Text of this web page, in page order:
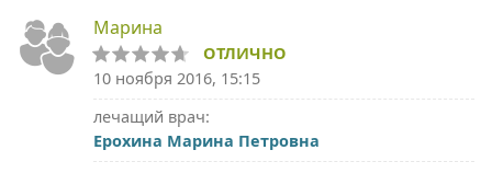
Марина
ОТЛИЧНО
10 ноября 2016, 15:15
лечащий врач:
Ерохина Марина Петровна